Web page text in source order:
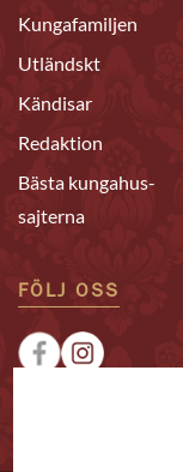
Kungafamiljen
Utländskt
Kändisar
Redaktion
Bästa kungahus-
sajterna
FÖLJ OSS